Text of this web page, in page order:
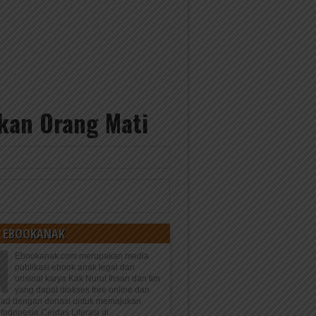
Orang Mati
Ebookanak.com merupakan media
publikasi ebook anak legal dan
orisinal karya Kak Nurul Ihsan dan tim
yang dapat diakses free online dan
dengan donasi untuk memajukan
Cerdas Literasi di